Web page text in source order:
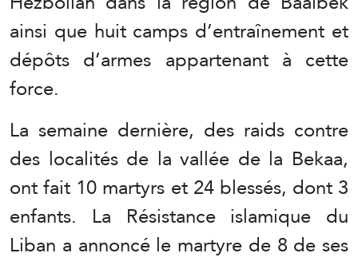
ainsi que huit camps d’entraînement et
dépôts d’armes appartenant à cette
force.
La semaine dernière, des raids contre
des localités de la vallée de la Bekaa,
ont fait 10 martyrs et 24 blessés, dont 3
enfants. La Résistance islamique du
Liban a annoncé le martyre de 8 de ses